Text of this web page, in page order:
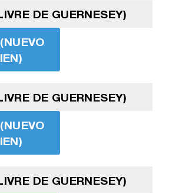
DE GUERNESEY)
DE GUERNESEY)
DE GUERNESEY)